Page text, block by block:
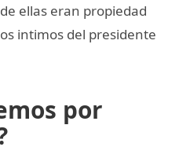
ellas eran propiedad
intimos del presidente
por